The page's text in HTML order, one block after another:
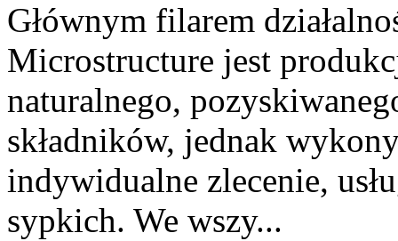
Głównym filarem
Microstructure jest
naturalnego,
składników, jednak
indywidualne zlecenie,
sypkich. We wszy...